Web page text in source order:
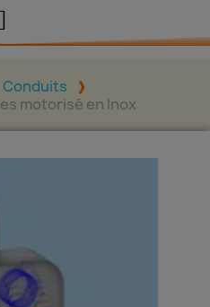
Conduits
motorisé en Inox